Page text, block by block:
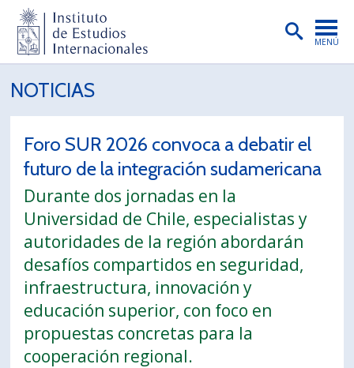
MENÚ
INSTITUTO
PREGRADO
POSTGRADO
INVESTIGACIÓN
EXTENSIÓN
PUBLICACIONES
BIBLIOTECA
ENGLISH
NOTICIAS
Foro SUR 2026 convoca a debatir el
futuro de la integración sudamericana
Durante dos jornadas en la
Universidad de Chile, especialistas y
autoridades de la región abordarán
desafíos compartidos en seguridad,
infraestructura, innovación y
educación superior, con foco en
propuestas concretas para la
cooperación regional.